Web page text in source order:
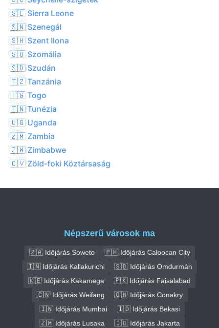
🇸🇱 Sierra Leone
🇸🇳 Szenegál
🇸🇭 Szent Ilona
🇸🇴 Szomália
🇸🇩 Szudán
🇹🇿 Tanzánia
🇹🇬 Togo
🇹🇳 Tunézia
🇺🇬 Uganda
🇿🇲 Zambia
🇿🇼 Zimbabwe
🇨🇻 Zöld-foki Köztársaság
Népszerű városok ma
🇿🇦 Időjárás Soweto
🇵🇭 Időjárás Caloocan City
🇮🇳 Időjárás Kallakurichi
🇸🇩 Időjárás Omdurmán
🇰🇪 Időjárás Kakamega
🇵🇰 Időjárás Faisalabad
🇨🇳 Időjárás Weifang
🇬🇳 Időjárás Conakry
🇮🇳 Időjárás Mumbai
🇮🇩 Időjárás Bekasi
🇿🇲 Időjárás Lusaka
🇮🇩 Időjárás Jakarta